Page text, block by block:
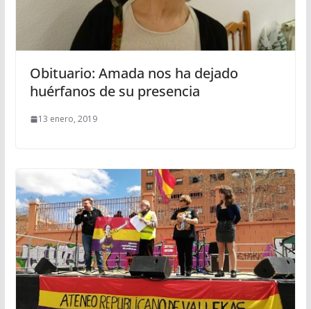
Obituario: Amada nos ha dejado
huérfanos de su presencia
13 enero, 2019